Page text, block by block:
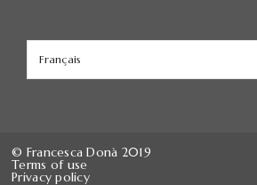
© Francesca Donà 2019
Terms of use
Privacy policy